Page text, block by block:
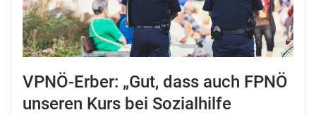
VPNÖ-Erber: „Gut, dass auch FPNÖ
unseren Kurs bei Sozialhilfe